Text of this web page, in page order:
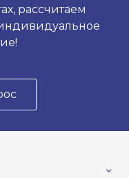
рассчитаем